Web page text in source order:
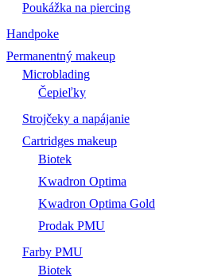
Poukážka na piercing
Handpoke
Permanentný makeup
Microblading
Čepieľky
Strojčeky a napájanie
Cartridges makeup
Biotek
Kwadron Optima
Kwadron Optima Gold
Prodak PMU
Farby PMU
Biotek